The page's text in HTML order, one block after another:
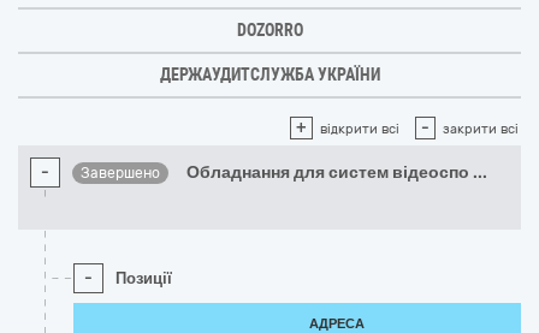
DOZORRO
ДЕРЖАУДИТСЛУЖБА УКРАЇНИ
+ відкрити всі - закрити всі
- Завершено Обладнання для систем відеоспо ...
- Позиції
АДРЕСА